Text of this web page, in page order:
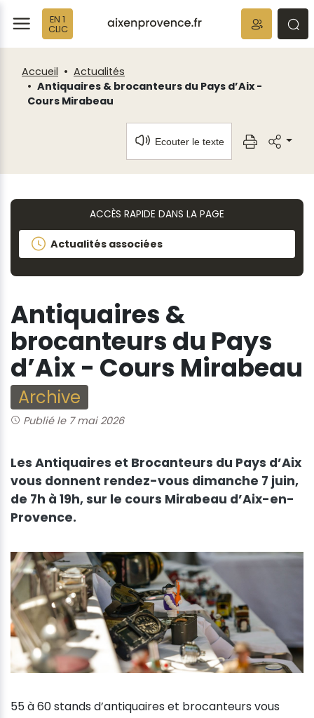
EN 1
CLIC
Accueil
Actualités
Antiquaires & brocanteurs du Pays d’Aix -
Cours Mirabeau
Ecouter le texte
ACCÈS RAPIDE DANS LA PAGE
Actualités associées
Antiquaires &
brocanteurs du Pays
d’Aix - Cours Mirabeau
Archive
Publié le 7 mai 2026
Les Antiquaires et Brocanteurs du Pays d’Aix
vous donnent rendez-vous dimanche 7 juin,
de 7h à 19h, sur le cours Mirabeau d’Aix-en-
Provence.
55 à 60 stands d’antiquaires et brocanteurs vous
Fenêtre
de
chat
Panneau de gestion des cookies